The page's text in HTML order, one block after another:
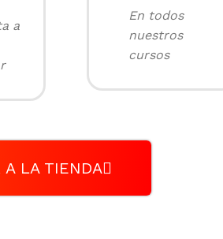
a
En todos
nuestros
cursos
A LA TIENDA